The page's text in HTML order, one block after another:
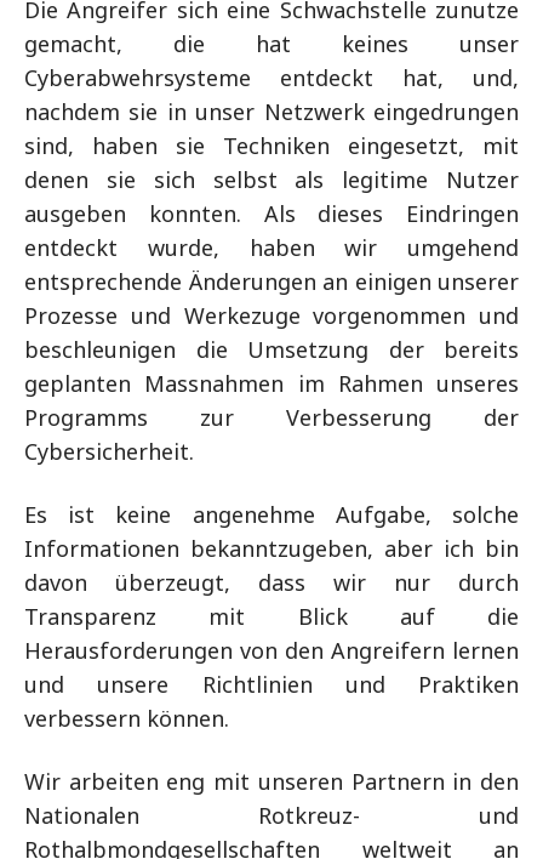
Die Angreifer sich eine Schwachstelle zunutze
gemacht, die hat keines unser
Cyberabwehrsysteme entdeckt hat, und,
nachdem sie in unser Netzwerk eingedrungen
sind, haben sie Techniken eingesetzt, mit
denen sie sich selbst als legitime Nutzer
ausgeben konnten. Als dieses Eindringen
entdeckt wurde, haben wir umgehend
entsprechende Änderungen an einigen unserer
Prozesse und Werkezuge vorgenommen und
beschleunigen die Umsetzung der bereits
geplanten Massnahmen im Rahmen unseres
Programms zur Verbesserung der
Cybersicherheit.
Es ist keine angenehme Aufgabe, solche
Informationen bekanntzugeben, aber ich bin
davon überzeugt, dass wir nur durch
Transparenz mit Blick auf die
Herausforderungen von den Angreifern lernen
und unsere Richtlinien und Praktiken
verbessern können.
Wir arbeiten eng mit unseren Partnern in den
Nationalen Rotkreuz- und
Rothalbmondgesellschaften weltweit an